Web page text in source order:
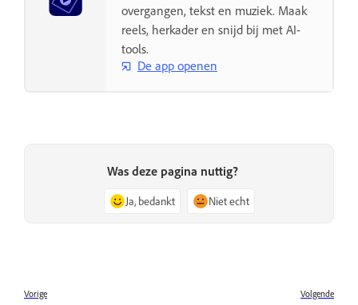
overgangen, tekst en muziek. Maak
reels, herkader en snijd bij met AI-
tools.
De app openen
Was deze pagina nuttig?
Ja, bedankt Niet echt
Vorige Volgende